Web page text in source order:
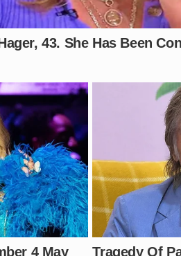
opinião nos comentários.